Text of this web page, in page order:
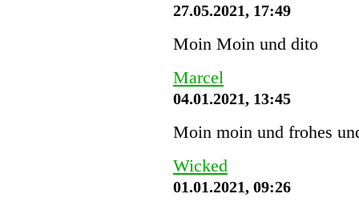
27.05.2021, 17:49
Moin Moin und dito
Marcel
04.01.2021, 13:45
Moin moin und frohes
Wicked
01.01.2021, 09:26